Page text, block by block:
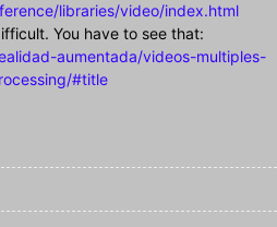
libraries/video/index.html
You have to see that:
aumentada/videos-multiples-
#title